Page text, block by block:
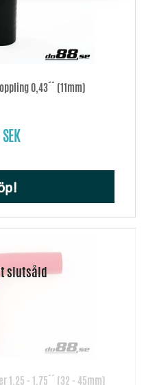
0,43´´ (11mm)
1,25 - 1,75´´ (32 - 45mm)